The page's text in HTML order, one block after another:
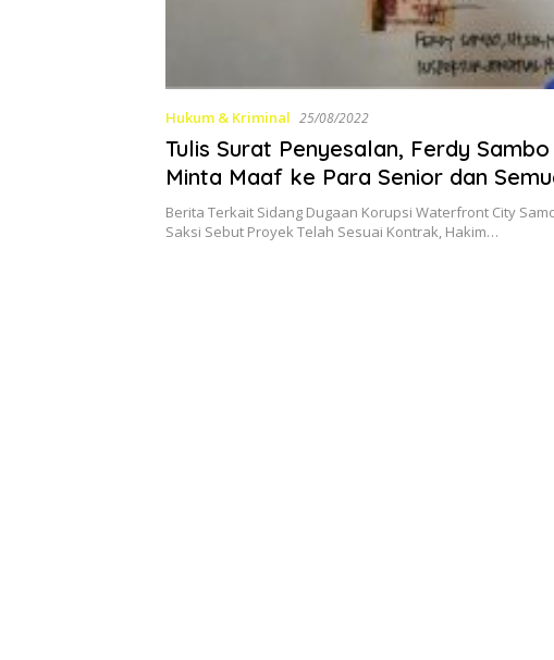
Hukum & Kriminal 25/08/2022
Tulis Surat Penyesalan, Ferdy Sambo
Minta Maaf ke Para Senior dan
Rekannya
Berita Terkait Sidang Dugaan Korupsi Waterfront City
Saksi Sebut Proyek Telah Sesuai Kontrak, Hakim…